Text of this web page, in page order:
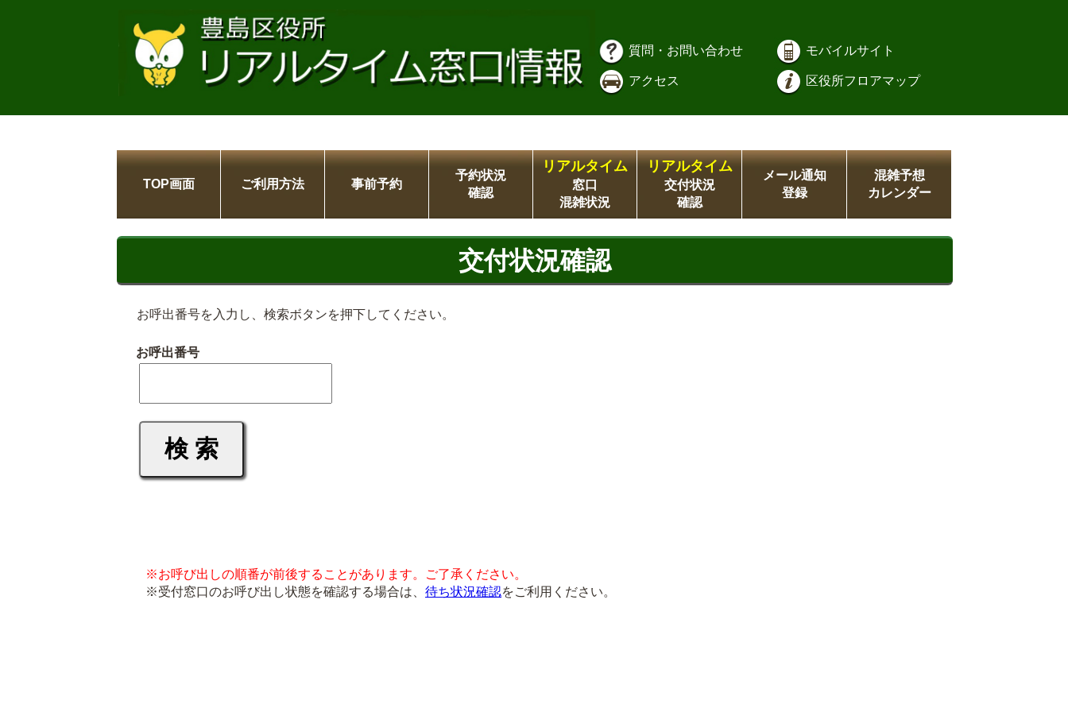
質問・お問い合わせ モバイルサイト
アクセス 区役所フロアマップ
TOP画面 ご利用方法 事前予約
予約状況
確認
リアルタイム
窓口
混雑状況
リアルタイム
交付状況
確認
メール通知
登録
混雑予想
カレンダー
交付状況確認
お呼出番号を入力し、検索ボタンを押下してください。
お呼出番号
※お呼び出しの順番が前後することがあります。ご了承ください。
※受付窓口のお呼び出し状態を確認する場合は、 待ち状況確認をご利用ください。